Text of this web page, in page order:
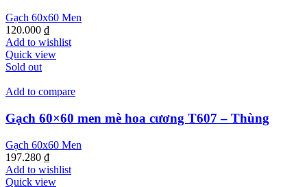
Gạch 60x60 Men
120.000 ₫
Add to wishlist
Quick view
Sold out
Add to compare
Gạch 60×60 men mè hoa cương T607 – Thùng
Gạch 60x60 Men
197.280 ₫
Add to wishlist
Quick view